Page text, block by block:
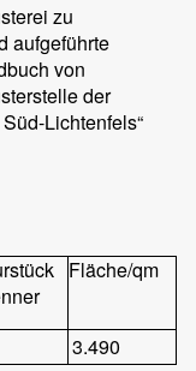
zu
aufgeführte
von
der
Lichtenfels“
Fläche/qm
3.490